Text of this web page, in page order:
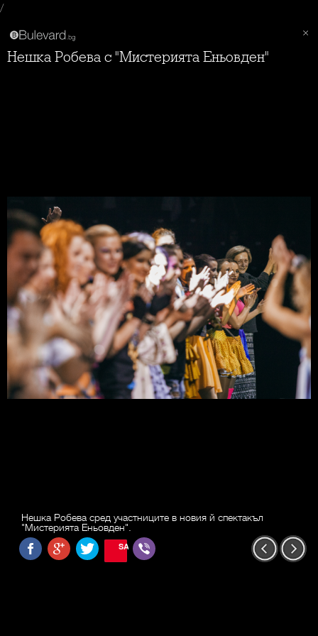
/
Нешка Робева с "Мистерията Еньовден"
Нешка Робева сред участниците в новия й спектакъл
"Мистерията Еньовден".
SAVE